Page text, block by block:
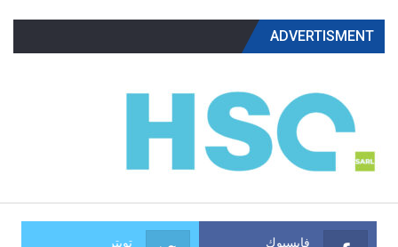
ADVERTISMENT
فايسبوك تويتر